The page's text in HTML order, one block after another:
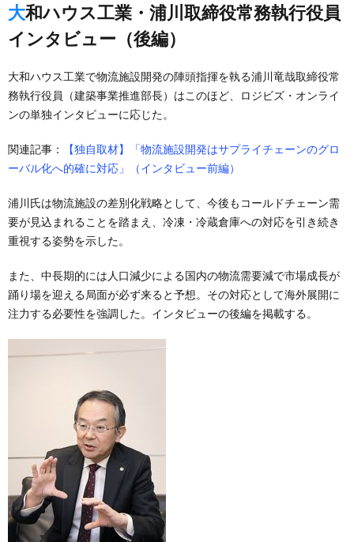
大和ハウス工業・浦川取締役常務執行役員
インタビュー（後編）
大和ハウス工業で物流施設開発の陣頭指揮を執る浦川竜哉取締役常
務執行役員（建築事業推進部長）はこのほど、ロジビズ・オンライ
ンの単独インタビューに応じた。
関連記事：
【独自取材】「物流施設開発はサプライチェーンのグロ
ーバル化へ的確に対応」（インタビュー前編）
浦川氏は物流施設の差別化戦略として、今後もコールドチェーン需
要が見込まれることを踏まえ、冷凍・冷蔵倉庫への対応を引き続き
重視する姿勢を示した。
また、中長期的には人口減少による国内の物流需要減で市場成長が
踊り場を迎える局面が必ず来ると予想。その対応として海外展開に
注力する必要性を強調した。インタビューの後編を掲載する。